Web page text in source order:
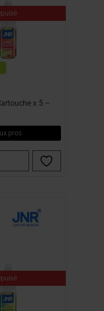
x 5 –
pros